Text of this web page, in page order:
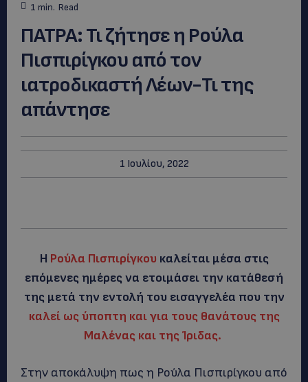
1 min. Read
ΠΑΤΡΑ: Τι ζήτησε η Ρούλα
Πισπιρίγκου από τον
ιατροδικαστή Λέων-Τι της
απάντησε
1 Ιουλίου, 2022
Η Ρούλα Πισπιρίγκου καλείται μέσα στις
επόμενες ημέρες να ετοιμάσει την κατάθεσή
της μετά την εντολή του εισαγγελέα που την
καλεί ως ύποπτη και για τους θανάτους της
Μαλένας και της Ίριδας.
Στην αποκάλυψη πως η Ρούλα Πισπιρίγκου από